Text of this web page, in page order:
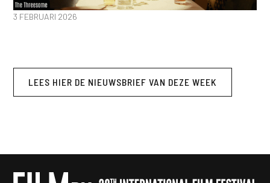
3 FEBRUARI 2026
LEES HIER DE NIEUWSBRIEF VAN DEZE WEEK